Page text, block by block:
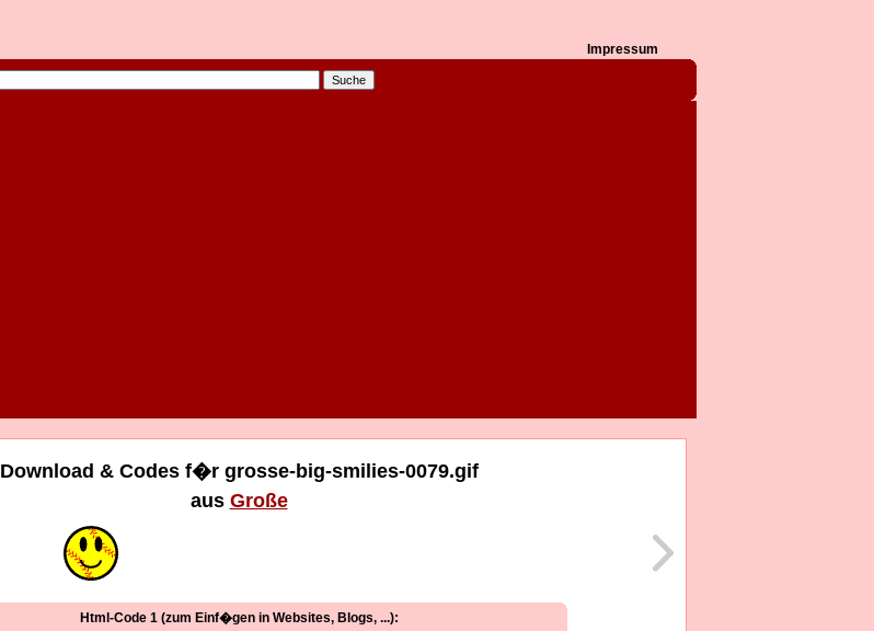
Impressum
Download & Codes f�r grosse-big-smilies-0079.gif
aus Große
Html-Code 1 (zum Einf�gen in Websites, Blogs, ...):